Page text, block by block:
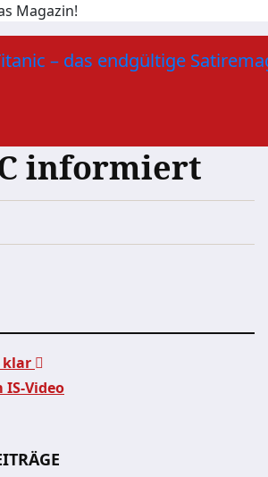
informiert
klar
IS-Video